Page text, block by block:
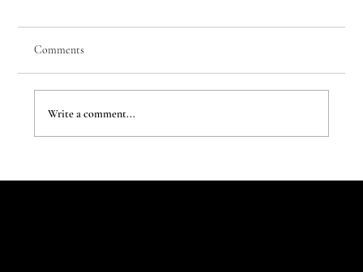
Comments
Write a comment...